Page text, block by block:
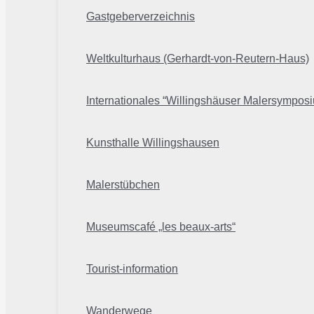
Gastgeberverzeichnis
Weltkulturhaus (Gerhardt-von-Reutern-Haus)
Internationales “Willingshäuser
Kunsthalle Willingshausen
Malerstübchen
Museumscafé „les beaux-arts“
Tourist-information
Wanderwege